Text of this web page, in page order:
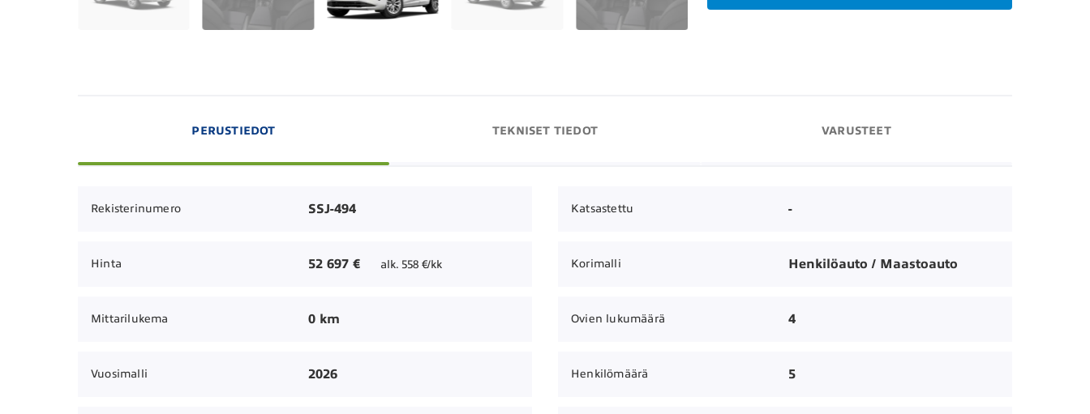
PERUSTIEDOT TEKNISET TIEDOT VARUSTEET
Rekisterinumero SSJ-494 Katsastettu -
Hinta 52 697 € alk. 558 €/kk Korimalli Henkilöauto / Maastoauto
Mittarilukema 0 km Ovien lukumäärä 4
Vuosimalli 2026 Henkilömäärä 5